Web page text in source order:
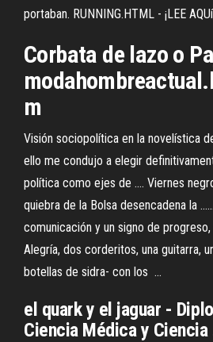
portaban. RUNNING.HTML - ¡LEE
Corbata de lazo o
m
Visión sociopolítica en la novelística
ello me condujo a elegir
política como ejes de .... Viernes
quiebra de la Bolsa desencadena la
comunicación y un signo de
Alegría, dos corderitos, una guitarra,
botellas de sidra- con los ...
el quark y el jaguar -
Ciencia Médica y Ciencia